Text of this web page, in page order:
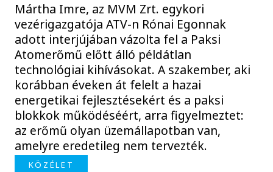
Mártha Imre, az MVM Zrt. egykori
vezérigazgatója ATV-n Rónai Egonnak
adott interjújában vázolta fel a Paksi
Atomerőmű előtt álló példátlan
technológiai kihívásokat. A szakember, aki
korábban éveken át felelt a hazai
energetikai fejlesztésekért és a paksi
blokkok működéséért, arra figyelmeztet:
az erőmű olyan üzemállapotban van,
amelyre eredetileg nem tervezték.
KÖZÉLET